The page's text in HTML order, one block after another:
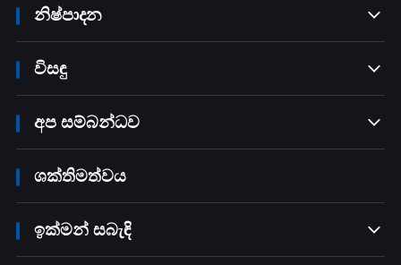
නිෂ්පාදන 
විසඳු 
අප සම්බන්ධව 
ශක්තිමත්වය
ඉක්මන් සබැඳි 